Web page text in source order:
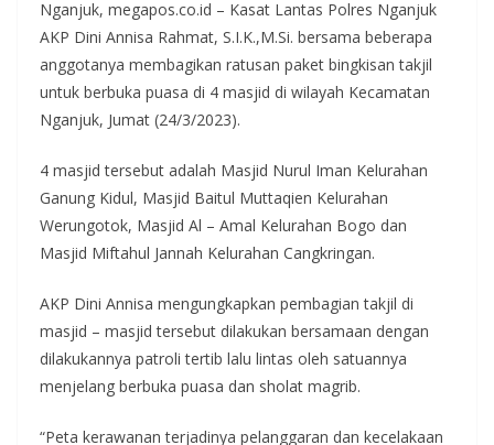
b
o
o
k
er s
A
p
p
gr
a
m
Nganjuk, megapos.co.id – Kasat Lantas Polres Nganjuk
AKP Dini Annisa Rahmat, S.I.K.,M.Si. bersama beberapa
anggotanya membagikan ratusan paket bingkisan takjil
untuk berbuka puasa di 4 masjid di wilayah Kecamatan
Nganjuk, Jumat (24/3/2023).
4 masjid tersebut adalah Masjid Nurul Iman Kelurahan
Ganung Kidul, Masjid Baitul Muttaqien Kelurahan
Werungotok, Masjid Al – Amal Kelurahan Bogo dan
Masjid Miftahul Jannah Kelurahan Cangkringan.
AKP Dini Annisa mengungkapkan pembagian takjil di
masjid – masjid tersebut dilakukan bersamaan dengan
dilakukannya patroli tertib lalu lintas oleh satuannya
menjelang berbuka puasa dan sholat magrib.
“Peta kerawanan terjadinya pelanggaran dan kecelakaan